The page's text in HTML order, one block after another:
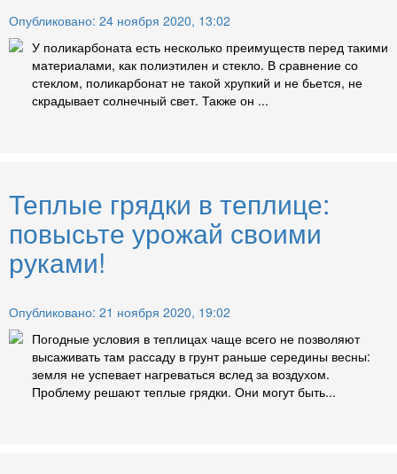
Опубликовано: 24 ноября 2020, 13:02
У поликарбоната есть несколько преимуществ перед такими
материалами, как полиэтилен и стекло. В сравнение со
стеклом, поликарбонат не такой хрупкий и не бьется, не
скрадывает солнечный свет. Также он ...
Теплые грядки в теплице:
повысьте урожай своими
руками!
Опубликовано: 21 ноября 2020, 19:02
Погодные условия в теплицах чаще всего не позволяют
высаживать там рассаду в грунт раньше середины весны:
земля не успевает нагреваться вслед за воздухом.
Проблему решают теплые грядки. Они могут быть...